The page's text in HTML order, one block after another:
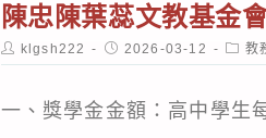
陳忠陳葉蕊文教基金
Post
author:
klgsh222
Post
published:
2026-03-12
Post
教
一、獎學金金額：高中學生